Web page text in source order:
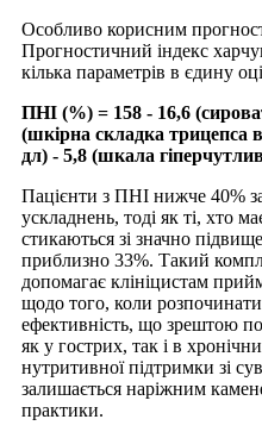
Особливо корисним
Прогностичний індекс
кілька параметрів в єдину
ПНІ (%) = 158 - 16,6
(шкірна складка трицепса
дл) - 5,8 (шкала
Пацієнти з ПНІ нижче 40%
ускладнень, тоді як ті, хто
стикаються зі значно
приблизно 33%. Такий
допомагає клініцистам
щодо того, коли
ефективність, що зрештою
як у гострих, так і в
нутритивної підтримки зі
залишається наріжним
практики.